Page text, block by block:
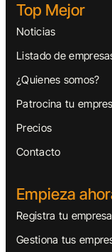
Top Mejor
Noticias
Listado de
¿Quienes somos?
Patrocina tu
Precios
Contacto
Empieza
Registra tu empresa
Gestiona tus